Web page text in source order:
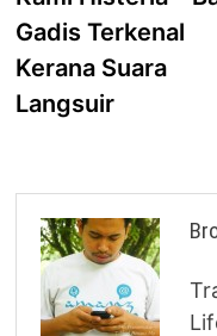
navigation
Gadis Terkenal
Kerana Suara
Langsuir